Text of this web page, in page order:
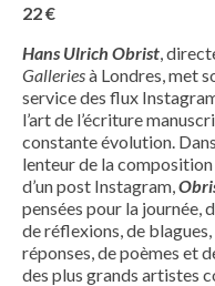
22 €
Hans Ulrich Obrist,
Galleriesà Londres, met
service des flux
l’art de l’écriture
constante évolution.
lenteur de la
d’un post Instagram,
pensées pour la journée,
de réflexions, de
réponses, de poèmes et
des plus grands artistes